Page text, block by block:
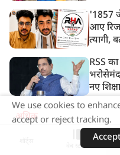
'1857
आए
त्यागी,
RSS
नए
अधिक
वेब स्टोरीज़
We use cookies to
accept or reject tracking.